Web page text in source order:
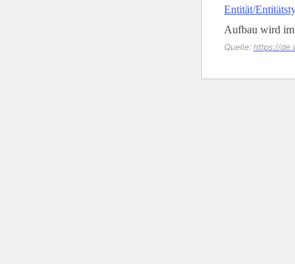
Entität/
Aufbau wird im
Quelle: https://